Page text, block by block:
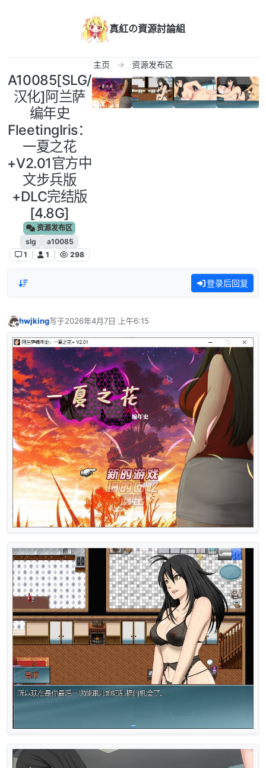
真紅の資源討論組
主页 资源发布区
A10085[SLG/
汉化]阿兰萨
编年史
FleetingIris：
一夏之花
+V2.01官方中
文步兵版
+DLC完结版
[4.8G]
资源发布区
slg
a10085
1
1 298
登录后回复
离线
hwjking写于2026年4月7日 上午6:15
最后由 编辑